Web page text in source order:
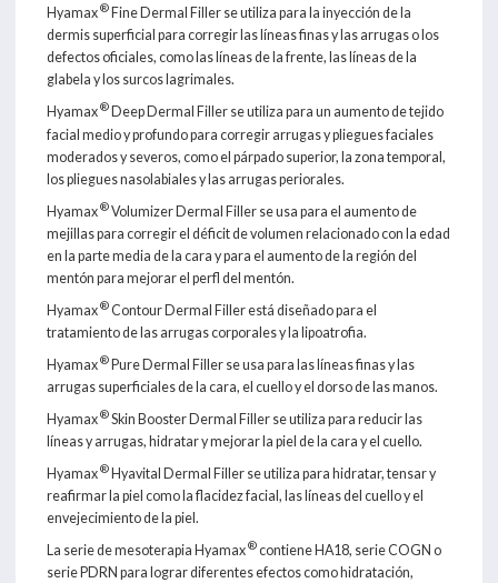
Hyamax® Fine Dermal Filler se utiliza para la inyección de la
dermis superficial para corregir las líneas finas y las arrugas o los
defectos oficiales, como las líneas de la frente, las líneas de la
glabela y los surcos lagrimales.
Hyamax® Deep Dermal Filler se utiliza para un aumento de tejido
facial medio y profundo para corregir arrugas y pliegues faciales
moderados y severos, como el párpado superior, la zona temporal,
los pliegues nasolabiales y las arrugas periorales.
Hyamax®Volumizer Dermal Filler se usa para el aumento de
mejillas para corregir el déficit de volumen relacionado con la edad
en la parte media de la cara y para el aumento de la región del
mentón para mejorar el perfl del mentón.
Hyamax®Contour Dermal Filler está diseñado para el
tratamiento de las arrugas corporales y la lipoatrofia.
Hyamax® Pure Dermal Filler se usa para las líneas finas y las
arrugas superficiales de la cara, el cuello y el dorso de las manos.
Hyamax®Skin Booster Dermal Filler se utiliza para reducir las
líneas y arrugas, hidratar y mejorar la piel de la cara y el cuello.
Hyamax® Hyavital Dermal Filler se utiliza para hidratar, tensar y
reafirmar la piel como la flacidez facial, las líneas del cuello y el
envejecimiento de la piel.
La serie de mesoterapia Hyamax®contiene HA18, serie COGN o
serie PDRN para lograr diferentes efectos como hidratación,